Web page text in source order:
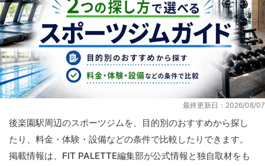
最終更新日：2026/08/07
後楽園駅周辺のスポーツジムを、目的別のおすすめから探し
たり、料金・体験・設備などの条件で比較したりできます。
掲載情報は、FIT PALETTE編集部が公式情報と独自取材をも